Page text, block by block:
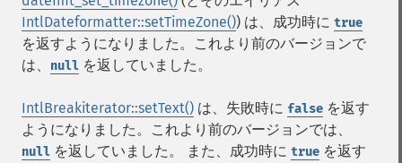
IntlDateformatter::setTimeZone()) は、成功時に true
を返すようになりました。これより前のバージョンで
は、
null を返していました。
IntlBreakiterator::setText() は、失敗時に false を返す
ようになりました。これより前のバージョンでは、
null を返していました。 また、成功時に true を返す